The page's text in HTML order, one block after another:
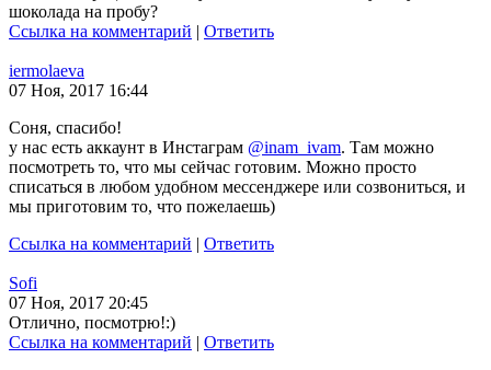
шоколада на пробу?
Ссылка на комментарий | Ответить
iermolaeva
07 Ноя, 2017 16:44
Соня, спасибо!
у нас есть аккаунт в Инстаграм @inam_ivam. Там можно
посмотреть то, что мы сейчас готовим. Можно просто
списаться в любом удобном мессенджере или созвониться, и
мы приготовим то, что пожелаешь)
Ссылка на комментарий | Ответить
Sofi
07 Ноя, 2017 20:45
Отлично, посмотрю!:)
Ссылка на комментарий | Ответить